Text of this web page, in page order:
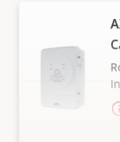
Security
Signiertes OS